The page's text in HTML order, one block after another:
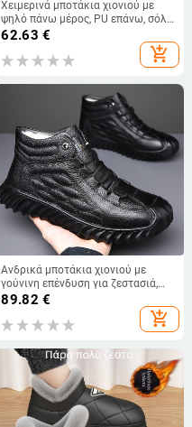
Χειμερινά μποτάκια χιονιού με
ψηλό πάνω μέρος, PU επάνω, σόλα
από καουτσούκ, στρογγυλή μύτη
62.63 €
add_shopping_cart
Ανδρικά μποτάκια χιονιού με
γούνινη επένδυση για ζεστασιά,
υψηλό άνω μέρος, διπλό δέρμα
βοδινού στην επάνω περιοχή,
αντιολισθητική σόλα από
89.82 €
add_shopping_cart